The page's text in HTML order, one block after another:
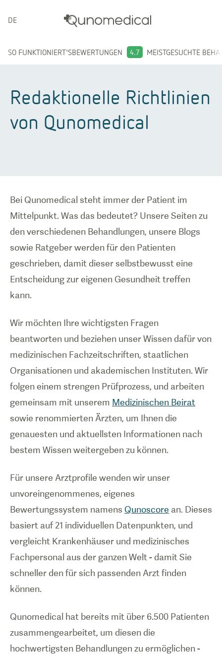
DEUTSCH
SO FUNKTIONIERT'SBEWERTUNGEN 4.7 MEISTGESUCHTE
Redaktionelle Richtlinien
von Qunomedical
Bei Qunomedical steht immer der Patient im
Mittelpunkt. Was das bedeutet? Unsere Seiten zu
den verschiedenen Behandlungen, unsere Blogs
sowie Ratgeber werden für den Patienten
geschrieben, damit dieser selbstbewusst eine
Entscheidung zur eigenen Gesundheit treffen
kann.
Wir möchten Ihre wichtigsten Fragen
beantworten und beziehen unser Wissen dafür von
medizinischen Fachzeitschriften, staatlichen
Organisationen und akademischen Instituten. Wir
folgen einem strengen Prüfprozess, und arbeiten
gemeinsam mit unserem Medizinischen Beirat
sowie renommierten Ärzten, um Ihnen die
genauesten und aktuellsten Informationen nach
bestem Wissen weitergeben zu können.
Für unsere Arztprofile wenden wir unser
unvoreingenommenes, eigenes
Bewertungssystem namens Qunoscore an. Dieses
basiert auf 21 individuellen Datenpunkten, und
vergleicht Krankenhäuser und medizinisches
Fachpersonal aus der ganzen Welt - damit Sie
schneller den für sich passenden Arzt finden
können.
Qunomedical hat bereits mit über 6.500 Patienten
zusammengearbeitet, um diesen die
hochwertigsten Behandlungen zu ermöglichen -